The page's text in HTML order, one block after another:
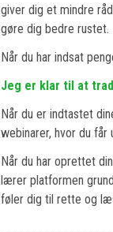
giver dig et mindre
gøre dig bedre rustet.
Når du har indsat
Jeg er klar til at
Når du er indtastet
webinarer, hvor du får
Når du har oprettet
lærer platformen
føler dig til rette og